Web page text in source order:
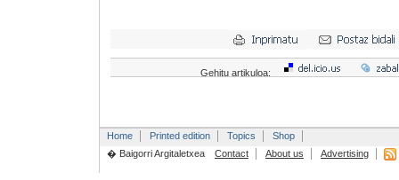
Gehitu artikuloa:
Home Printed edition Topics
Shop
� Baigorri Argitaletxea
Contact About us Advertising